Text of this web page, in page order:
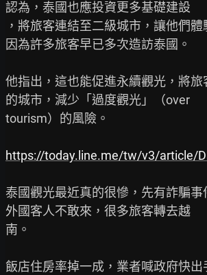
認為，泰國也應投資更多基礎建設
，將旅客連結至二級城市，讓他們體
因為許多旅客早已多次造訪泰國。
他指出，這也能促進永續觀光，將
的城市，減少「過度觀光」（over
tourism）的風險。
https://today.line.me/tw/v3/article/
泰國觀光最近真的很慘，先有詐騙事
外國客人不敢來，很多旅客轉去越
南。
飯店住房率掉一成，業者喊政府快